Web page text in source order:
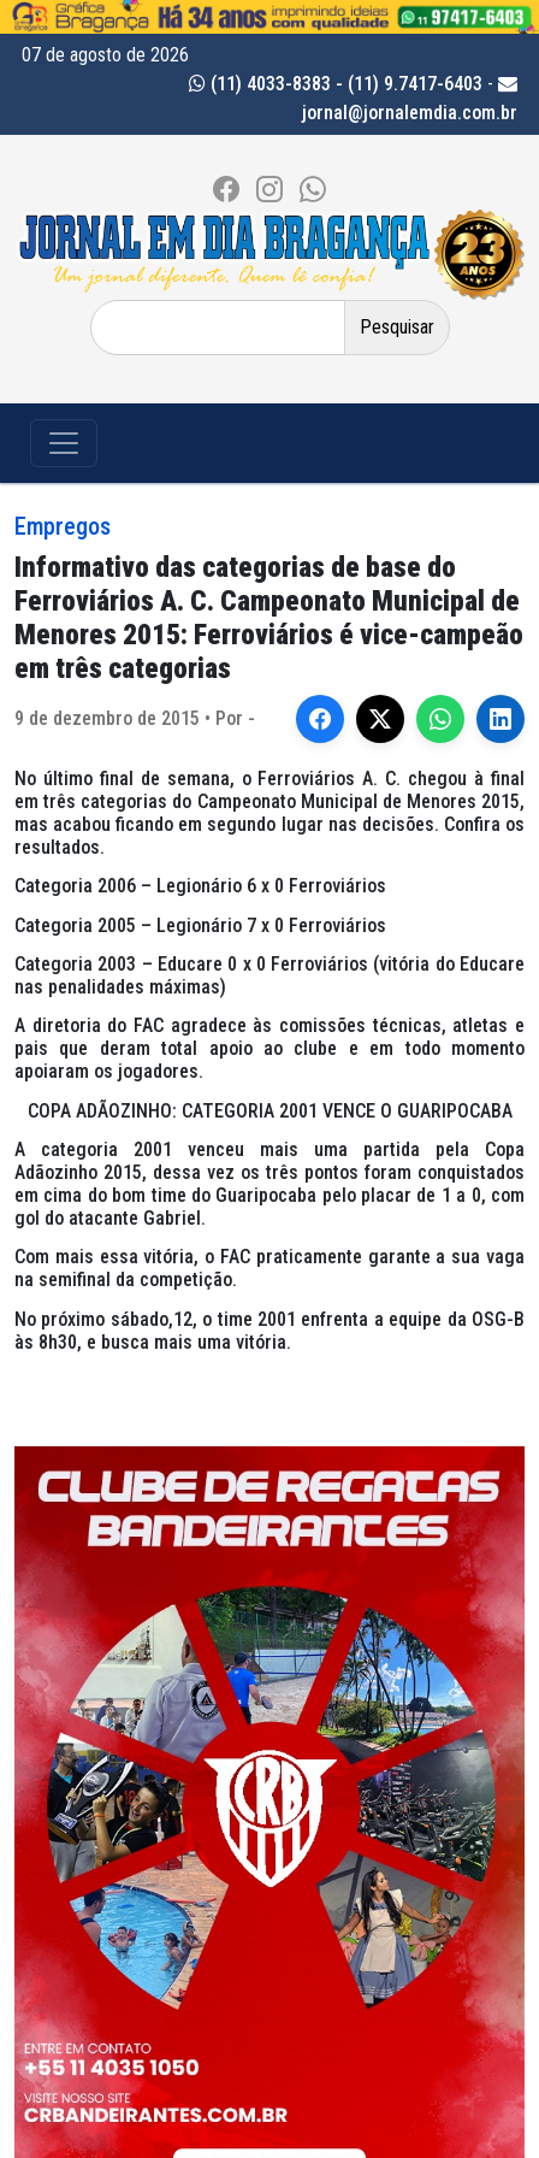
07 de agosto de 2026
(11) 4033-8383 - (11) 9.7417-6403 -
jornal@jornalemdia.com.br
Pesquisar
por:
Empregos
Informativo das categorias de base do
Ferroviários A. C. Campeonato Municipal de
Menores 2015: Ferroviários é vice-campeão
em três categorias
9 de dezembro de 2015 • Por -
No último final de semana, o Ferroviários A. C. chegou à final
em três categorias do Campeonato Municipal de Menores 2015,
mas acabou ficando em segundo lugar nas decisões. Confira os
resultados.
Categoria 2006 – Legionário 6 x 0 Ferroviários
Categoria 2005 – Legionário 7 x 0 Ferroviários
Categoria 2003 – Educare 0 x 0 Ferroviários (vitória do Educare
nas penalidades máximas)
A diretoria do FAC agradece às comissões técnicas, atletas e
pais que deram total apoio ao clube e em todo momento
apoiaram os jogadores.
COPA ADÃOZINHO: CATEGORIA 2001 VENCE O GUARIPOCABA
A categoria 2001 venceu mais uma partida pela Copa
Adãozinho 2015, dessa vez os três pontos foram conquistados
em cima do bom time do Guaripocaba pelo placar de 1 a 0, com
gol do atacante Gabriel.
Com mais essa vitória, o FAC praticamente garante a sua vaga
na semifinal da competição.
No próximo sábado,12, o time 2001 enfrenta a equipe da OSG-B
às 8h30, e busca mais uma vitória.